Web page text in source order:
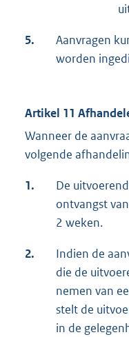
5.
Aanvragen
worden
Artikel 11
Wanneer de
volgende
1.
De
ontvangst
2 weken.
2.
Indien de
die de
nemen van
stelt de
in de